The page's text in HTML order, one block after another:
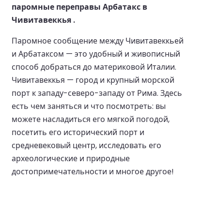
паромные переправы Арбатакс в
Чивитавеккья .
Паромное сообщение между Чивитавеккьей
и Арбатаксом — это удобный и живописный
способ добраться до материковой Италии.
Чивитавеккья — город и крупный морской
порт к западу-северо-западу от Рима. Здесь
есть чем заняться и что посмотреть: вы
можете насладиться его мягкой погодой,
посетить его исторический порт и
средневековый центр, исследовать его
археологические и природные
достопримечательности и многое другое!